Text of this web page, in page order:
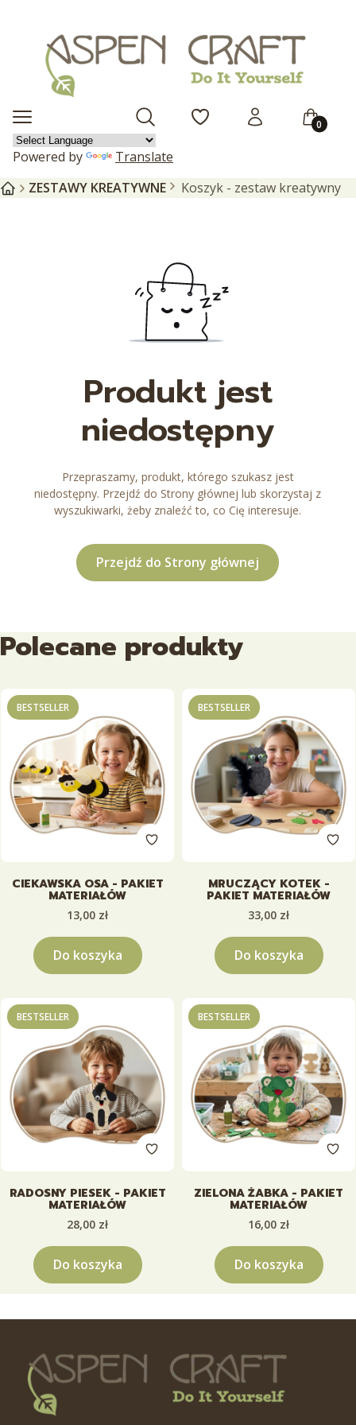
Menu Otwórz wyszukiwarkę
Szukaj Ulubione Zaloguj się Koszyk
Powered by
Translate
ZESTAWY KREATYWNE
Koszyk - zestaw kreatywny
Produkt jest
niedostępny
Przepraszamy, produkt, którego szukasz jest
niedostępny. Przejdź do Strony głównej lub skorzystaj z
wyszukiwarki, żeby znaleźć to, co Cię interesuje.
Przejdź do Strony głównej
Polecane produkty
BESTSELLER
CIEKAWSKA OSA - PAKIET
MATERIAŁÓW
Cena
13,00 zł
Do koszyka
BESTSELLER
MRUCZĄCY KOTEK -
PAKIET MATERIAŁÓW
Cena
33,00 zł
Do koszyka
BESTSELLER
RADOSNY PIESEK - PAKIET
MATERIAŁÓW
Cena
28,00 zł
Do koszyka
BESTSELLER
ZIELONA ŻABKA - PAKIET
MATERIAŁÓW
Cena
16,00 zł
Do koszyka